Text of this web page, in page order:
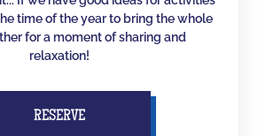
time of the year to bring the whole
for a moment of sharing and
relaxation!
RESERVE